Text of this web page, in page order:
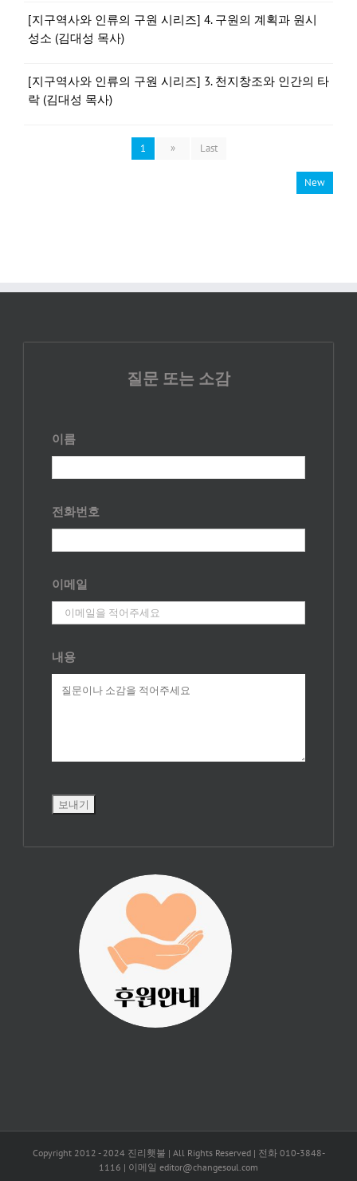
[지구역사와 인류의 구원 시리즈] 4. 구원의 계획과 원시
성소 (김대성 목사)
[지구역사와 인류의 구원 시리즈] 3. 천지창조와 인간의 타
락 (김대성 목사)
1 » Last
New
질문 또는 소감
이름
전화번호
이메일
내용
진리횃불 사역은
여러분의 후원으
로 이루어집니다.
Copyright 2012 - 2024 진리횃불 | All Rights Reserved | 전화 010-3848-
1116 | 이메일 editor@changesoul.com